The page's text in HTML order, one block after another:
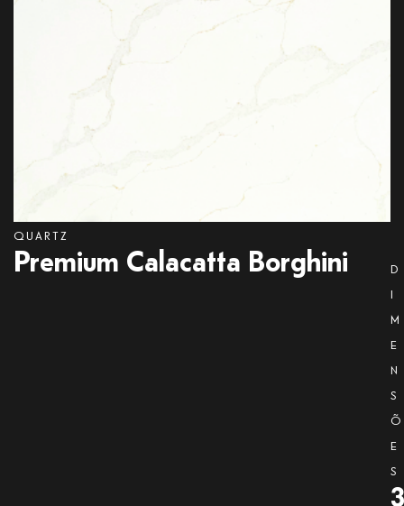
QUARTZ
Premium Calacatta Borghini
D
I
M
E
N
S
Õ
E
S
3